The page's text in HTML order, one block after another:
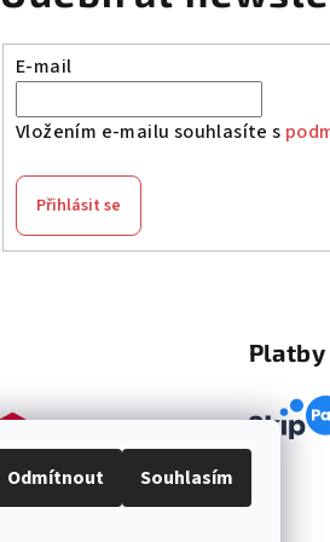
Odmítnout Souhlasím
E-mail
Vložením e-mailu souhlasíte s
Přihlásit se
Platby